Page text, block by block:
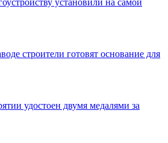
установили на самой
строители готовят основание для
удостоен двумя медалями за